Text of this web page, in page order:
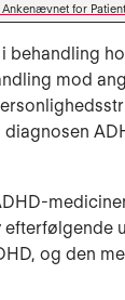
for
mod
og den